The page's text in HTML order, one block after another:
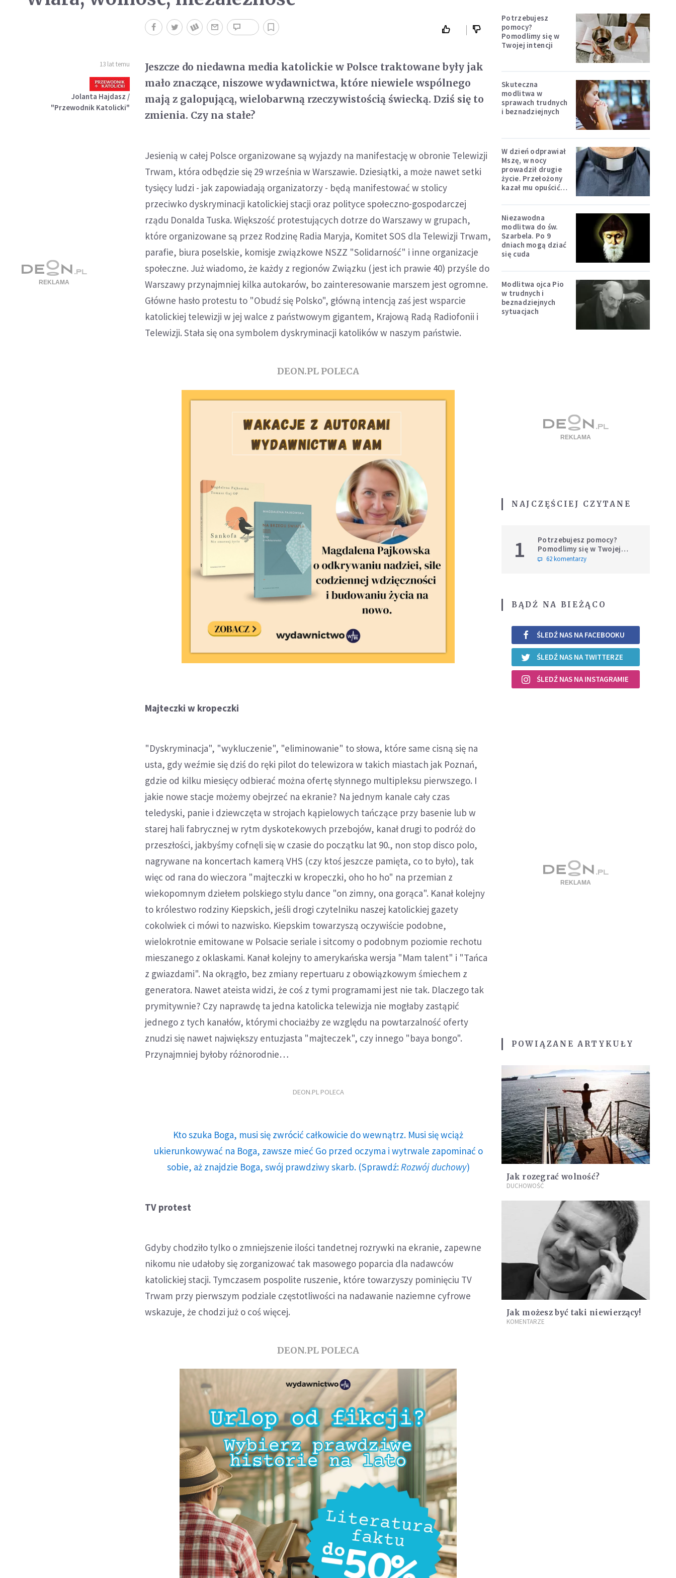
13 lat temu
Jolanta Hajdasz /
"Przewodnik Katolicki"
Jeszcze do niedawna media katolickie w Polsce traktowane były jak
mało znaczące, niszowe wydawnictwa, które niewiele wspólnego
mają z galopującą, wielobarwną rzeczywistością świecką. Dziś się to
zmienia. Czy na stałe?
Jesienią w całej Polsce organizowane są wyjazdy na manifestację w obronie Telewizji
Trwam, która odbędzie się 29 września w Warszawie. Dziesiątki, a może nawet setki
tysięcy ludzi - jak zapowiadają organizatorzy - będą manifestować w stolicy
przeciwko dyskryminacji katolickiej stacji oraz polityce społeczno-gospodarczej
rządu Donalda Tuska. Większość protestujących dotrze do Warszawy w grupach,
które organizowane są przez Rodzinę Radia Maryja, Komitet SOS dla Telewizji Trwam,
parafie, biura poselskie, komisje związkowe NSZZ "Solidarność" i inne organizacje
społeczne. Już wiadomo, że każdy z regionów Związku (jest ich prawie 40) przyśle do
Warszawy przynajmniej kilka autokarów, bo zainteresowanie marszem jest ogromne.
Główne hasło protestu to "Obudź się Polsko", główną intencją zaś jest wsparcie
katolickiej telewizji w jej walce z państwowym gigantem, Krajową Radą Radiofonii i
Telewizji. Stała się ona symbolem dyskryminacji katolików w naszym państwie.
DEON.PL POLECA
Majteczki w kropeczki
"Dyskryminacja", "wykluczenie", "eliminowanie" to słowa, które same cisną się na
usta, gdy weźmie się dziś do ręki pilot do telewizora w takich miastach jak Poznań,
gdzie od kilku miesięcy odbierać można ofertę słynnego multipleksu pierwszego. I
jakie nowe stacje możemy obejrzeć na ekranie? Na jednym kanale cały czas
teledyski, panie i dziewczęta w strojach kąpielowych tańczące przy basenie lub w
starej hali fabrycznej w rytm dyskotekowych przebojów, kanał drugi to podróż do
przeszłości, jakbyśmy cofnęli się w czasie do początku lat 90., non stop disco polo,
nagrywane na koncertach kamerą VHS (czy ktoś jeszcze pamięta, co to było), tak
więc od rana do wieczora "majteczki w kropeczki, oho ho ho" na przemian z
wiekopomnym dziełem polskiego stylu dance "on zimny, ona gorąca". Kanał kolejny
to królestwo rodziny Kiepskich, jeśli drogi czytelniku naszej katolickiej gazety
cokolwiek ci mówi to nazwisko. Kiepskim towarzyszą oczywiście podobne,
wielokrotnie emitowane w Polsacie seriale i sitcomy o podobnym poziomie rechotu
mieszanego z oklaskami. Kanał kolejny to amerykańska wersja "Mam talent" i "Tańca
z gwiazdami". Na okrągło, bez zmiany repertuaru z obowiązkowym śmiechem z
generatora. Nawet ateista widzi, że coś z tymi programami jest nie tak. Dlaczego tak
prymitywnie? Czy naprawdę ta jedna katolicka telewizja nie mogłaby zastąpić
jednego z tych kanałów, którymi chociażby ze względu na powtarzalność oferty
znudzi się nawet największy entuzjasta "majteczek", czy innego "baya bongo".
Przynajmniej byłoby różnorodnie…
DEON.PL POLECA
Kto szuka Boga, musi się zwrócić całkowicie do wewnątrz. Musi się wciąż
ukierunkowywać na Boga, zawsze mieć Go przed oczyma i wytrwale zapominać o
sobie, aż znajdzie Boga, swój prawdziwy skarb. (Sprawdź:Rozwój duchowy)
TV protest
Gdyby chodziło tylko o zmniejszenie ilości tandetnej rozrywki na ekranie, zapewne
nikomu nie udałoby się zorganizować tak masowego poparcia dla nadawców
katolickiej stacji. Tymczasem pospolite ruszenie, które towarzyszy pominięciu TV
Trwam przy pierwszym podziale częstotliwości na nadawanie naziemne cyfrowe
wskazuje, że chodzi już o coś więcej.
DEON.PL POLECA
Potrzebujesz
pomocy?
Pomodlimy się w
Twojej intencji
Skuteczna
modlitwa w
sprawach trudnych
i beznadziejnych
W dzień odprawiał
Mszę, w nocy
prowadził drugie
życie. Przełożony
kazał mu opuścić
Niezawodna
modlitwa do św.
Szarbela. Po 9
dniach mogą dziać
się cuda
Modlitwa ojca Pio
w trudnych i
beznadziejnych
sytuacjach
NAJCZĘŚCIEJ CZYTANE
1
Potrzebujesz pomocy?
Pomodlimy się w Twojej
intencji
62 komentarzy
BĄDŹ NA BIEŻĄCO
ŚLEDŹ NAS NA FACEBOOKU
ŚLEDŹ NAS NA TWITTERZE
ŚLEDŹ NAS NA INSTAGRAMIE
POWIĄZANE ARTYKUŁY
Jak rozegrać wolność?
DUCHOWOŚĆ
Jak możesz być taki niewierzący!
KOMENTARZE